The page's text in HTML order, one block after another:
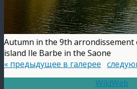
Autumn in the 9th arrondissement
island Ile Barbe in the Saone
« предыдущее в галерее
WildWeb